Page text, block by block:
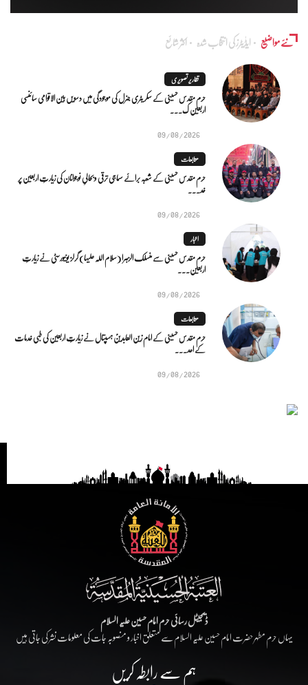
نئے مواضیع ایڈٰیٹرز کی انتخاب شدہ اکثر شائع
تقاریر تصویری
حرم مقدس حسینی کے سکریٹری جنرل کی موجودگی میں دسویں بین الاقوامی سائنسی
اربعین ک...
09/08/2026
متابعات
حرم مقدس حسینی کے شعبہ برائے سماجی ترقی و بحالیِ نوجوانان کی زیارتِ اربعین پر
خد...
09/08/2026
اخبار
حرم مقدس حسینی سے منسلک الزہرا (سلام اللہ علیہا) گرلز یونیورسٹی نے زیارتِ
اربعین...
09/08/2026
متابعات
حرم مقدس حسینی کے امام زین العابدینؑ ہسپتال نے زیارتِ اربعین کی طبی خدمات
کے اعد...
09/08/2026
ڈیجیٹل رسائی حرم امام حسین علیہ السلام
یہاں حرم مطہر حضرت امام حسین علیہ السلام سے متعلق اخبار و منصوبہ جات کی معلومات نشر کی جاتی ہیں
ہم سے رابطہ کریں